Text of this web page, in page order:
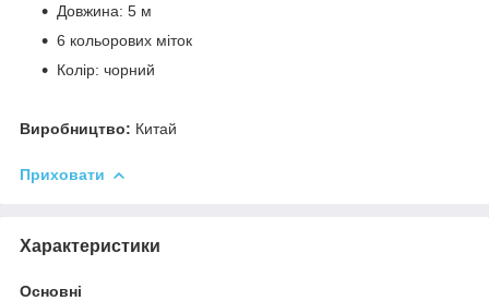
Довжина: 5 м
6 кольорових міток
Колір: чорний
Виробництво: Китай
Приховати
Характеристики
Основні